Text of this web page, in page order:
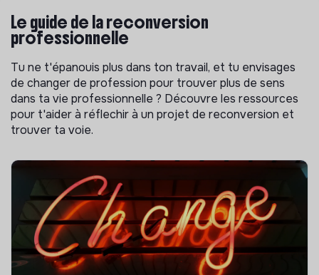
Le guide de la reconversion
professionnelle
Tu ne t'épanouis plus dans ton travail, et tu envisages
de changer de profession pour trouver plus de sens
dans ta vie professionnelle ? Découvre les ressources
pour t'aider à réflechir à un projet de reconversion et
trouver ta voie.